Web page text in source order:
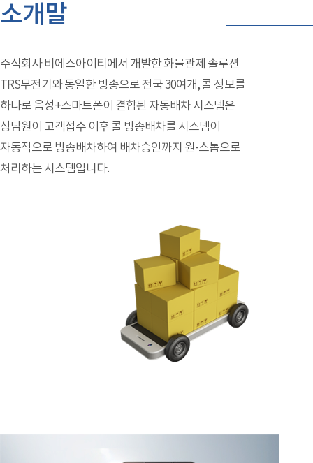
소개말
주식회사 비에스아이티에서 개발한 화물관제 솔루션
TRS무전기와 동일한 방송으로 전국 30여개, 콜 정보를
하나로 음성+스마트폰이 결합된 자동배차 시스템은
상담원이 고객접수 이후 콜 방송배차를 시스템이
자동적으로 방송배차하여 배차승인까지 원-스톱으로
처리하는 시스템입니다.